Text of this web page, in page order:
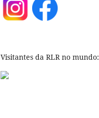
Visitantes da RLR no mundo: